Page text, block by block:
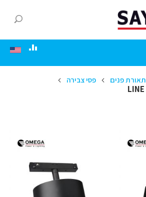
תאורת פנים פסי צבירה